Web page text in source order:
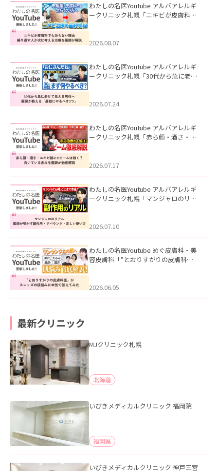
わたしの名医Youtube アルバアレルギ
ークリニック札幌「ニキビが皮膚科で
ました。
2026.08.07
わたしの名医Youtube アルバアレルギ
ークリニック札幌「30代から急に老け
た。
2026.07.24
わたしの名医Youtube アルバアレルギ
ークリニック札幌「赤ら顔・酒さ・ニ
した。
2026.07.17
わたしの名医Youtube アルバアレルギ
ークリニック札幌「マンジャロのリア
た。
2026.07.10
わたしの名医Youtube めぐ皮膚科・美
容皮膚科「”とおりすがりの皮膚科
2026.06.05
最新クリニック
MJクリニック札幌
北海道
いびきメディカルクリニック 福岡院
福岡県
いびきメディカルクリニック 神戸三宮